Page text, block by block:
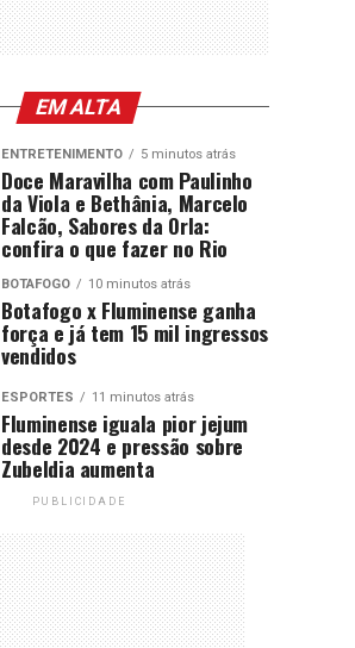
EM ALTA
ENTRETENIMENTO 5 minutos atrás
Doce Maravilha com Paulinho
da Viola e Bethânia, Marcelo
Falcão, Sabores da Orla:
confira o que fazer no Rio
BOTAFOGO 10 minutos atrás
Botafogo x Fluminense ganha
força e já tem 15 mil ingressos
vendidos
ESPORTES 11 minutos atrás
Fluminense iguala pior jejum
desde 2024 e pressão sobre
Zubeldia aumenta
PUBLICIDADE